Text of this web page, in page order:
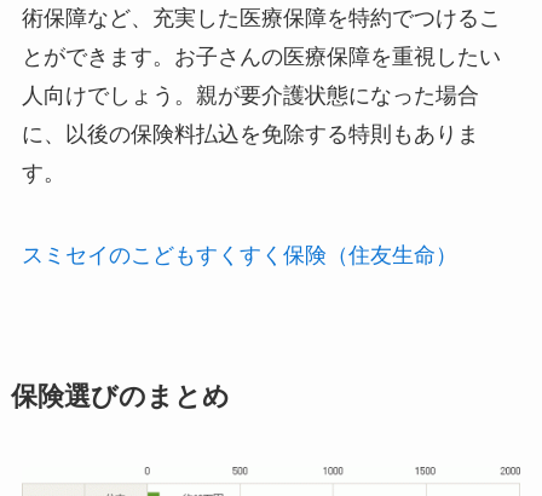
術保障など、充実した医療保障を特約でつけるこ
とができます。お子さんの医療保障を重視したい
人向けでしょう。親が要介護状態になった場合
に、以後の保険料払込を免除する特則もありま
す。
スミセイのこどもすくすく保険（住友生命）
保険選びのまとめ